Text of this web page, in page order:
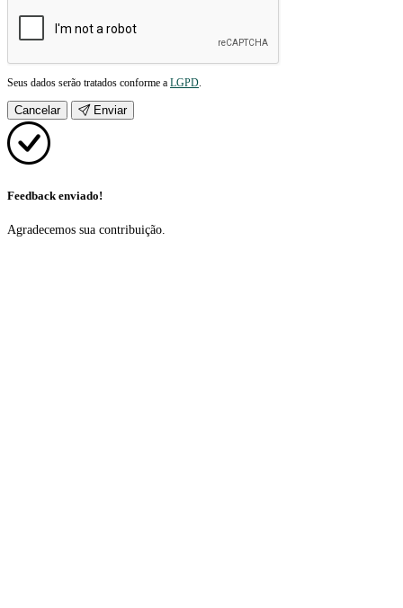
Seus dados serão tratados conforme a LGPD.
Cancelar Enviar
Feedback enviado!
Agradecemos sua contribuição.